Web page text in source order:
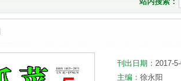
刊出日期： 2017-
主编： 徐永阳